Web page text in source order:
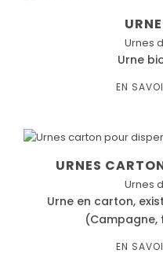
Urnes
Urne
EN
URNES
Urnes
Urne en carton,
(Campagne,
EN